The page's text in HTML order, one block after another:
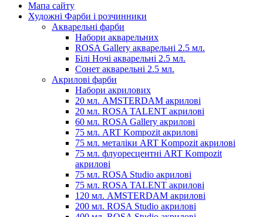
Мапа сайту
Художні Фарби і розчинники
Акварельні фарби
Набори акварельних
ROSA Gallery акварельні 2.5 мл.
Білі Ночі акварельні 2.5 мл.
Сонет акварельні 2.5 мл.
Акрилові фарби
Набори акрилових
20 мл. AMSTERDAM акрилові
20 мл. ROSA TALENT акрилові
60 мл. ROSA Gallery акрилові
75 мл. ART Kompozit акрилові
75 мл. металіки ART Kompozit акрилові
75 мл. флуоресцентні ART Kompozit
акрилові
75 мл. ROSA Studio акрилові
75 мл. ROSA TALENT акрилові
120 мл. AMSTERDAM акрилові
200 мл. ROSA Studio акрилові